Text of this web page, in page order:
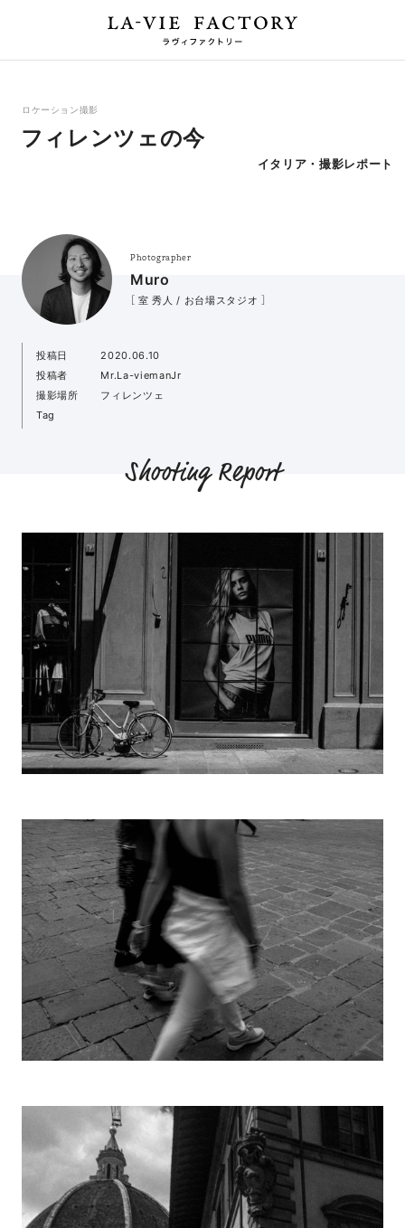
ロケーション撮影
フィレンツェの今
イタリア・撮影レポート
Photographer
Muro
［ 室 秀人 / お台場スタジオ ］
投稿日
2020.06.10
投稿者
Mr.La-viemanJr
撮影場所
フィレンツェ
Tag
Shooting Report